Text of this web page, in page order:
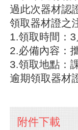
過此次器材認
領取器材證之
1.領取時間：
2.必備內容：
3.領取地點：
逾期領取器材
附件下載